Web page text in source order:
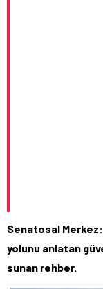
Senatosal Merkez:
yolunu anlatan
sunan rehber.